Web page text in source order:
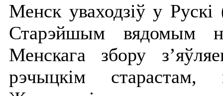
Менск уваходзіў у
Старэйшым вядомым
Менскага збору
рэчыцкім старастам,